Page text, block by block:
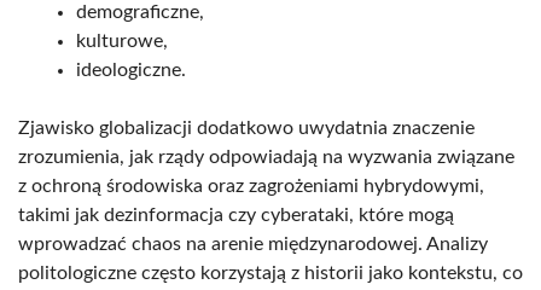
demograficzne,
kulturowe,
ideologiczne.
Zjawisko globalizacji dodatkowo uwydatnia znaczenie
zrozumienia, jak rządy odpowiadają na wyzwania związane
z ochroną środowiska oraz zagrożeniami hybrydowymi,
takimi jak dezinformacja czy cyberataki, które mogą
wprowadzać chaos na arenie międzynarodowej. Analizy
politologiczne często korzystają z historii jako kontekstu, co